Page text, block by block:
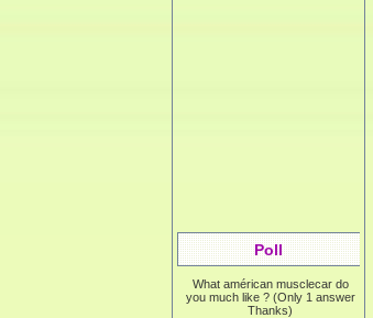
Poll
What américan musclecar do
you much like ? (Only 1 answer
Thanks)